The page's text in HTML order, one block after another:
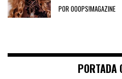
POR OOOPS!MAGAZINE
PORTADA